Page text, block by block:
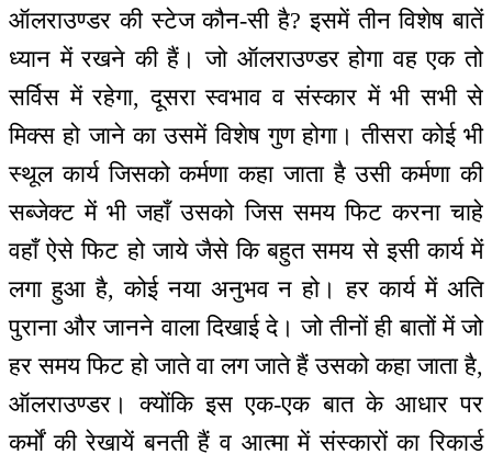
ऑलराउण्डर की स्टेज कौन-सी है? इसमें तीन विशेष बातें
ध्यान में रखने की हैं। जो ऑलराउण्डर होगा वह एक तो
सर्विस में रहेगा, दूसरा स्वभाव व संस्कार में भी सभी से
मिक्स हो जाने का उसमें विशेष गुण होगा। तीसरा कोई भी
स्थूल कार्य जिसको कर्मणा कहा जाता है उसी कर्मणा की
सब्जेक्ट में भी जहाँ उसको जिस समय फिट करना चाहे
वहाँ ऐसे फिट हो जाये जैसे कि बहुत समय से इसी कार्य में
लगा हुआ है, कोई नया अनुभव न हो। हर कार्य में अति
पुराना और जानने वाला दिखाई दे। जो तीनों ही बातों में जो
हर समय फिट हो जाते वा लग जाते हैं उसको कहा जाता है,
ऑलराउण्डर। क्योंकि इस एक-एक बात के आधार पर
कर्मों की रेखायें बनती हैं व आत्मा में संस्कारों का रिकार्ड